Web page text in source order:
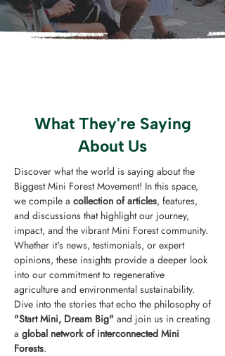
What They're Saying
About Us
Discover what the world is saying about the
Biggest Mini Forest Movement! In this space,
we compile a collection of articles, features,
and discussions that highlight our journey,
impact, and the vibrant Mini Forest community.
Whether it's news, testimonials, or expert
opinions, these insights provide a deeper look
into our commitment to regenerative
agriculture and environmental sustainability.
Dive into the stories that echo the philosophy of
"Start Mini, Dream Big" and join us in creating
a global network of interconnected Mini
Forests.